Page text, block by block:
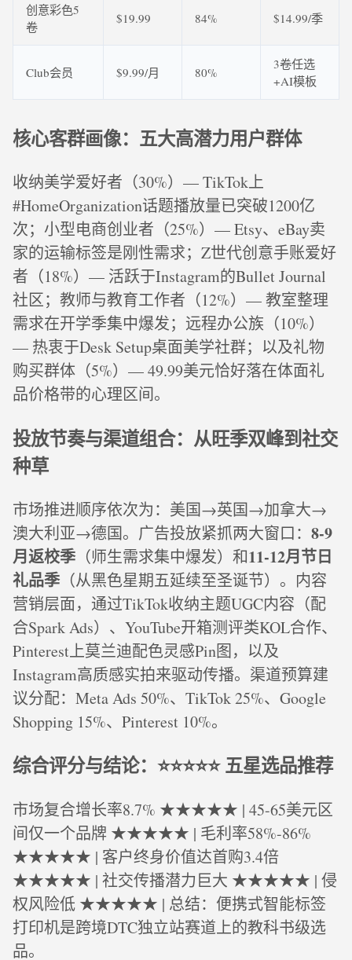
创意彩色5
卷
$19.99 84% $14.99/季
Club会员 $9.99/月 80%
3卷任选
+AI模板
核心客群画像：五大高潜力用户群体
收纳美学爱好者（30%）— TikTok上
#HomeOrganization话题播放量已突破1200亿
次；小型电商创业者（25%）— Etsy、eBay卖
家的运输标签是刚性需求；Z世代创意手账爱好
者（18%）— 活跃于Instagram的Bullet Journal
社区；教师与教育工作者（12%）— 教室整理
需求在开学季集中爆发；远程办公族（10%）
— 热衷于Desk Setup桌面美学社群；以及礼物
购买群体（5%）— 49.99美元恰好落在体面礼
品价格带的心理区间。
投放节奏与渠道组合：从旺季双峰到社交
种草
市场推进顺序依次为：美国→英国→加拿大→
澳大利亚→德国。广告投放紧抓两大窗口： 8-9
月返校季 （师生需求集中爆发）和11-12月节日
礼品季 （从黑色星期五延续至圣诞节）。内容
营销层面，通过TikTok收纳主题UGC内容（配
合Spark Ads）、YouTube开箱测评类KOL合作、
Pinterest上莫兰迪配色灵感Pin图，以及
Instagram高质感实拍来驱动传播。渠道预算建
议分配：Meta Ads 50%、TikTok 25%、Google
Shopping 15%、Pinterest 10%。
综合评分与结论：⭐⭐⭐⭐⭐ 五星选品推荐
市场复合增长率8.7% ★★★★★ | 45-65美元区
间仅一个品牌 ★★★★★ | 毛利率58%-86%
★★★★★ | 客户终身价值达首购3.4倍
★★★★★ | 社交传播潜力巨大 ★★★★★ | 侵
权风险低 ★★★★★ | 总结：便携式智能标签
打印机是跨境DTC独立站赛道上的教科书级选
品。